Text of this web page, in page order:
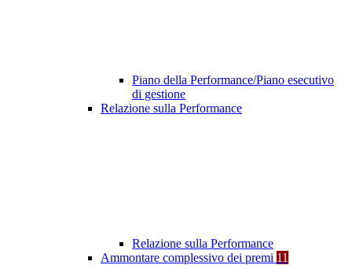
Piano della Performance/Piano esecutivo
di gestione
Relazione sulla Performance
Relazione sulla Performance
Ammontare complessivo dei premi 11